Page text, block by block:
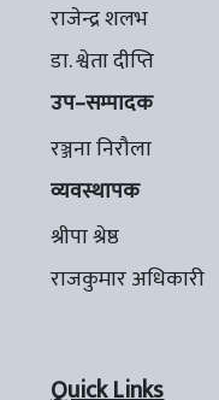
राजेन्द्र शलभ
डा. श्वेता दीप्ति
उप–सम्पादक
रञ्जना निरौला
व्यवस्थापक
श्रीपा श्रेष्ठ
राजकुमार अधिकारी
Quick Links